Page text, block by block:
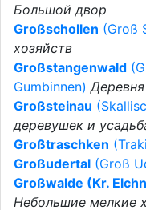
Большой двор
Großschollen (Groß
хозяйств
Großstangenwald
Gumbinnen)Деревня
Großsteinau
деревушек и
Großtraschken
Großudertal (Groß
Großwalde (Kr.
Небольшие мелкие